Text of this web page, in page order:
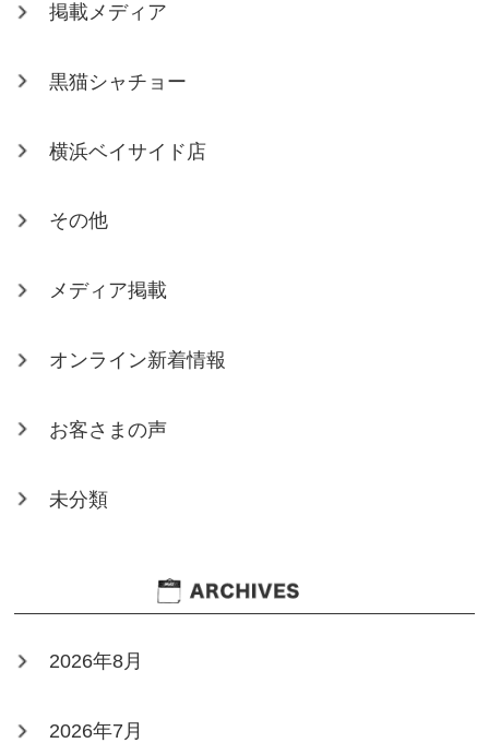
掲載メディア
黒猫シャチョー
横浜ベイサイド店
その他
メディア掲載
オンライン新着情報
お客さまの声
未分類
2026年8月
2026年7月